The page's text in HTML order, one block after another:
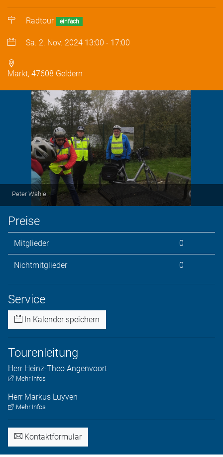
Radtour einfach
Sa. 2. Nov. 2024 13:00 - 17:00
Markt, 47608 Geldern
Peter Wahle
Preise
Mitglieder 0
Nichtmitglieder 0
Service
In Kalender speichern
Tourenleitung
Herr Heinz-Theo Angenvoort
Mehr Infos
Herr Markus Luyven
Mehr Infos
Kontaktformular